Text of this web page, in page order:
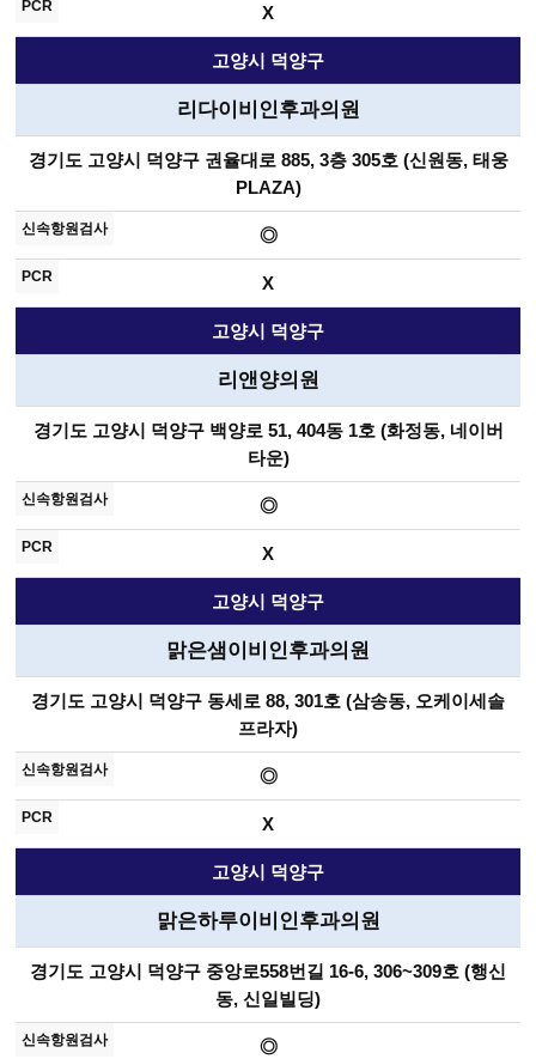
X
고양시 덕양구
리다이비인후과의원
경기도 고양시 덕양구 권율대로 885, 3층 305호 (신원동, 태웅
PLAZA)
◎
X
고양시 덕양구
리앤양의원
경기도 고양시 덕양구 백양로 51, 404동 1호 (화정동, 네이버
타운)
◎
X
고양시 덕양구
맑은샘이비인후과의원
경기도 고양시 덕양구 동세로 88, 301호 (삼송동, 오케이세솔
프라자)
◎
X
고양시 덕양구
맑은하루이비인후과의원
경기도 고양시 덕양구 중앙로558번길 16-6, 306~309호 (행신
동, 신일빌딩)
◎